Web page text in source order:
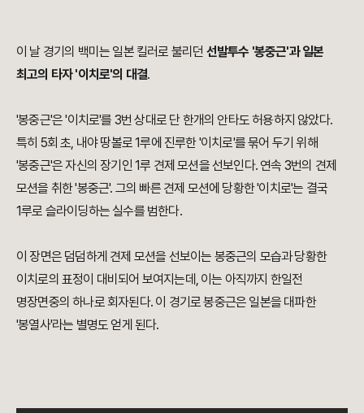
이 날 경기의 백미는 일본 킬러로 불리던 선발투수 '봉중근'과 일본
최고의 타자 '이치로'의 대결.
'봉중근'은 '이치로'를 3번 상대로 단 한개의 안타도 허용하지 않았다.
특히 5회 초, 내야 땅볼로 1루에 진루한 '이치로'를 묶어 두기 위해
'봉중근'은 자신의 장기인 1루 견제 모션을 선보인다. 연속 3번의 견제
모션을 취한 '봉중근'. 그의 빠른 견제 모션에 당황한 '이치로'는 결국
1루로 슬라이딩하는 실수를 범한다.
이 장면은 덤덤하게 견제 모션을 선보이는 봉중근의 모습과 당황한
이치로의 표정이 대비되어 보여지는데, 이는 아직까지 한일전
명장면중의 하나로 회자된다. 이 경기로 봉중근은 일본을 대파한
'봉열사'라는 별명도 얻게 된다.